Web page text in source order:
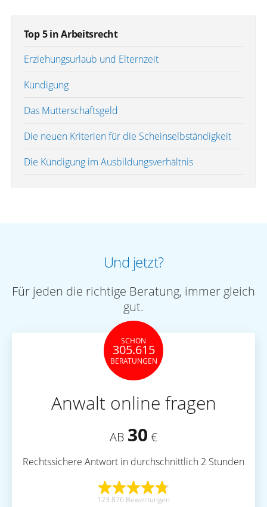
Top 5 in Arbeitsrecht
Erziehungsurlaub und Elternzeit
Kündigung
Das Mutterschaftsgeld
Die neuen Kriterien für die Scheinselbständigkeit
Die Kündigung im Ausbildungsverhältnis
Und jetzt?
Für jeden die richtige Beratung, immer gleich
gut.
SCHON
305.615
BERATUNGEN
Anwalt online fragen
AB 30 €
Rechtssichere Antwort in durchschnittlich 2 Stunden
123.876 Bewertungen